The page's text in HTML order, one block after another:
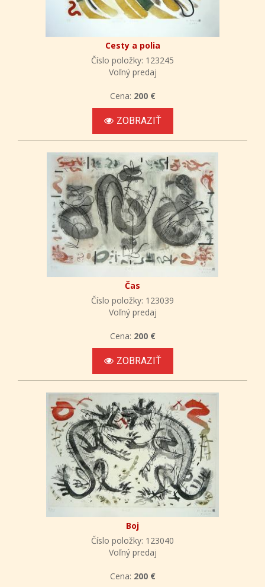
Cesty a polia
Číslo položky: 123245
Voľný predaj
Cena: 200 €
ZOBRAZIŤ
Čas
Číslo položky: 123039
Voľný predaj
Cena: 200 €
ZOBRAZIŤ
Boj
Číslo položky: 123040
Voľný predaj
Cena: 200 €